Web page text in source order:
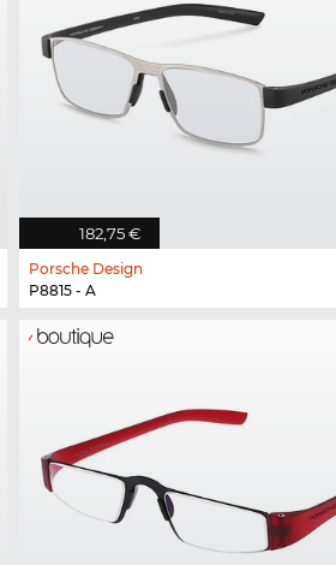
182,75 €
Porsche Design
P8815 - A